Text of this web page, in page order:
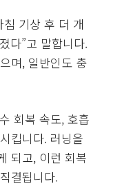
침 기상 후 더 개
다”고 말합니다.
며, 일반인도 충
회복 속도, 호흡
킵니다. 러닝을
되고, 이런 회복
결됩니다.